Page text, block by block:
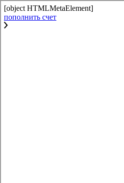
[object HTMLMetaElement]
пополнить счет